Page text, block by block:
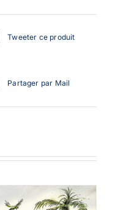
Tweeter ce produit
Partager par Mail